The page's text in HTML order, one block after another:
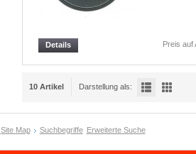
Preis auf
Details
10 Artikel Darstellung als:
Site Map Suchbegriffe Erweiterte Suche